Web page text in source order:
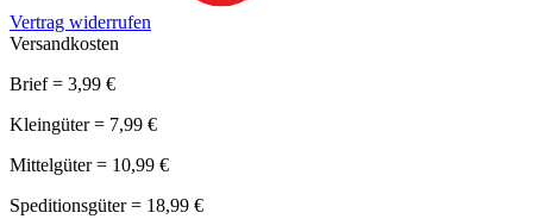
Vertrag widerrufen
Versandkosten
Brief = 3,99 €
Kleingüter = 7,99 €
Mittelgüter = 10,99 €
Speditionsgüter = 18,99 €